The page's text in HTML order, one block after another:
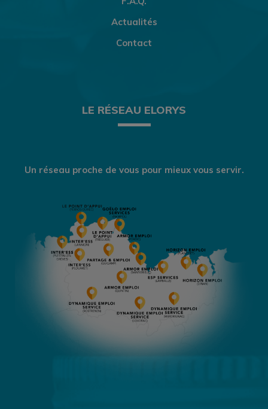
Actualités
Contact
LE RÉSEAU ELORYS
Un réseau proche de vous pour mieux vous servir.